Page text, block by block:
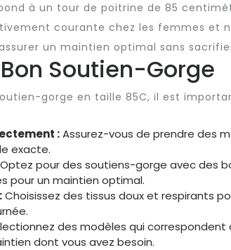
à un tour de poitrine de 85
courante chez les femmes et
un maintien optimal sans
Soutien-Gorge
gorge en taille 85C, il est
:Assurez-vous de prendre des
exacte.
Optez pour des soutiens-gorge avec des
pour un maintien optimal.
Choisissez des tissus doux et respirants
des modèles qui
dont vous avez besoin.